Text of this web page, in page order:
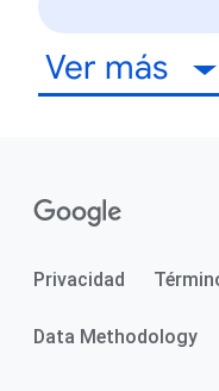
Ver más
Privacidad
Data Methodology